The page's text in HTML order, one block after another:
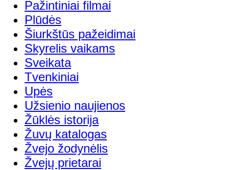
Pažintiniai filmai
Plūdės
Šiurkštūs pažeidimai
Skyrelis vaikams
Sveikata
Tvenkiniai
Upės
Užsienio naujienos
Žūklės istorija
Žuvų katalogas
Žvejo žodynėlis
Žvejų prietarai